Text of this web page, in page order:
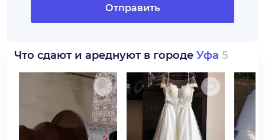
Отправить
Что сдают и ареднуют в городе Уфа 5